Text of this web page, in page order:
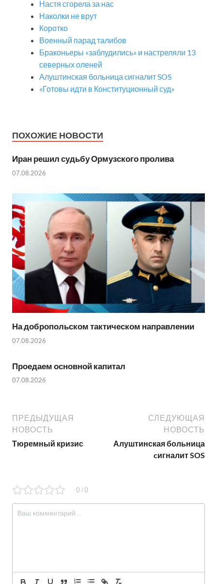
Настя сгорела за нас
Наколки не врут
Коротко
Военный парад талибов
Браконьеры «заблудились» и настреляли 13
северных оленей
Алуштинская больница cигналит SOS
«Готовы идти в Конституционный суд»
ПОХОЖИЕ НОВОСТИ
Иран решил судьбу Ормузского пролива
07.08.2026
На добропольском тактическом направлении
07.08.2026
Проедаем основной капитал
07.08.2026
ПРЕДЫДУЩАЯ
НОВОСТЬ
Тюремный кризис
СЛЕДУЮЩАЯ
НОВОСТЬ
Алуштинская больница
cигналит SOS
0 / 0